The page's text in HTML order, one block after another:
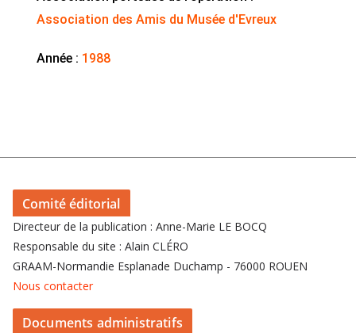
Association des Amis du Musée d'Evreux
Année : 1988
Comité éditorial
Directeur de la publication : Anne-Marie LE BOCQ
Responsable du site : Alain CLÉRO
GRAAM-Normandie Esplanade Duchamp - 76000 ROUEN
Nous contacter
Documents administratifs